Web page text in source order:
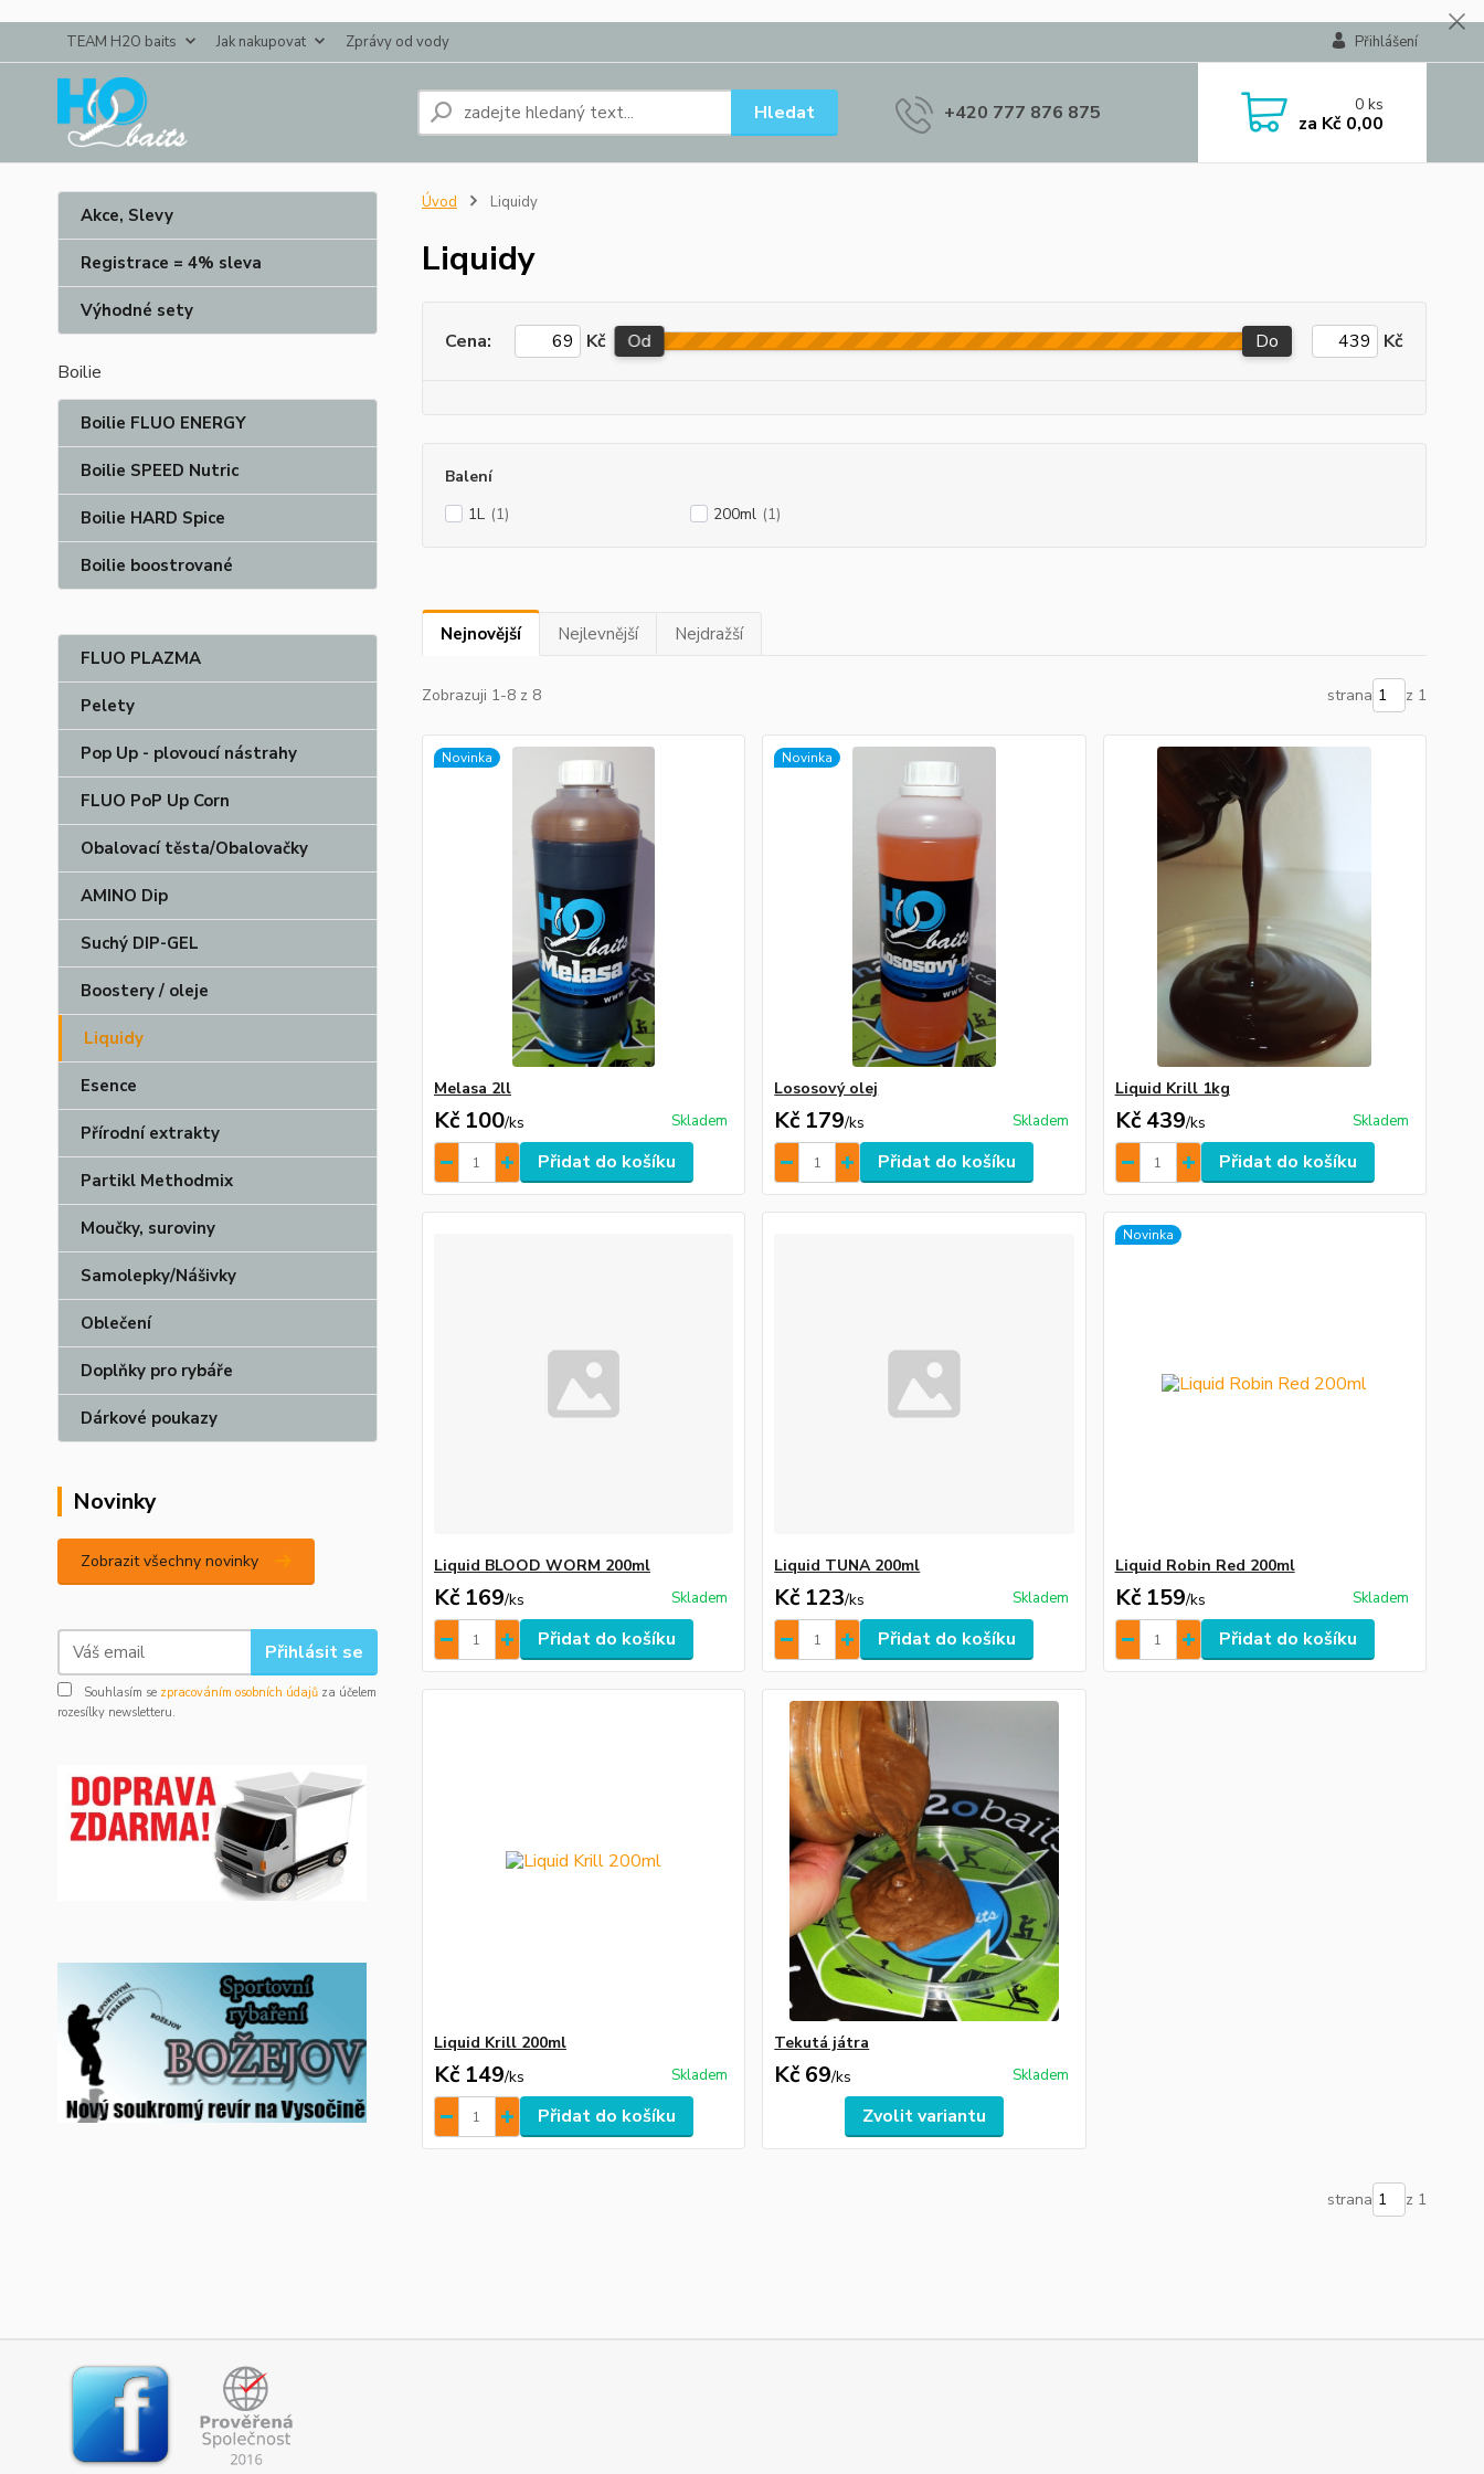
TEAM H2O baits Jak nakupovat Zprávy od vody Přihlášení
Hledat +420 777 876 875 0ks
za Kč 0,00
Akce, Slevy
Registrace = 4% sleva
Výhodné sety
Boilie
Boilie FLUO ENERGY
Boilie SPEED Nutric
Boilie HARD Spice
Boilie boostrované
FLUO PLAZMA
Pelety
Pop Up - plovoucí nástrahy
FLUO PoP Up Corn
Obalovací těsta/Obalovačky
AMINO Dip
Suchý DIP-GEL
Boostery / oleje
Liquidy
Esence
Přírodní extrakty
Partikl Methodmix
Moučky, suroviny
Samolepky/Nášivky
Oblečení
Doplňky pro rybáře
Dárkové poukazy
Novinky
Zobrazit všechny novinky
Přihlásit se
Souhlasím se zpracováním osobních údajů za účelem
rozesílky newsletteru.
Úvod Liquidy
Liquidy
Cena: Kč Od Do Kč
Balení
1L (1) 200ml (1)
Nejnovější Nejlevnější Nejdražší
Zobrazuji 1-8 z 8 strana z 1
Novinka
Melasa 2ll
Kč 100/ks Skladem
Přidat do košíku
Novinka
Lososový olej
Kč 179/ks Skladem
Přidat do košíku
Liquid Krill 1kg
Kč 439/ks Skladem
Přidat do košíku
Liquid BLOOD WORM 200ml
Kč 169/ks Skladem
Přidat do košíku
Liquid TUNA 200ml
Kč 123/ks Skladem
Přidat do košíku
Novinka
Liquid Robin Red 200ml
Kč 159/ks Skladem
Přidat do košíku
Liquid Krill 200ml
Kč 149/ks Skladem
Přidat do košíku
Tekutá játra
Kč 69/ks Skladem
Zvolit variantu
strana z 1